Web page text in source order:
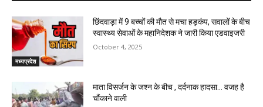
मध्यप्रदेश
छिंदवाड़ा में 9 बच्चों की मौत से मचा हड़कंप, सवालों के बीच
स्वास्थ्य सेवाओं के महानिदेशक ने जारी किया एडवाइजरी
October 4, 2025
माता विसर्जन के जश्न के बीच , दर्दनाक हादसा… वजह है
चौंकाने वाली